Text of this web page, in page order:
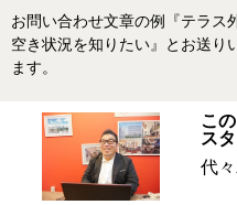
お問い合わせ文章の例『テラ
空き状況を知りたい』とお送り
ます。
こ
ス
代